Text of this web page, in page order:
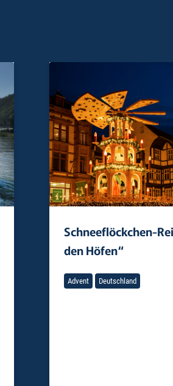
Schneeflöckchen-
den Höfen“
Advent Deutschland